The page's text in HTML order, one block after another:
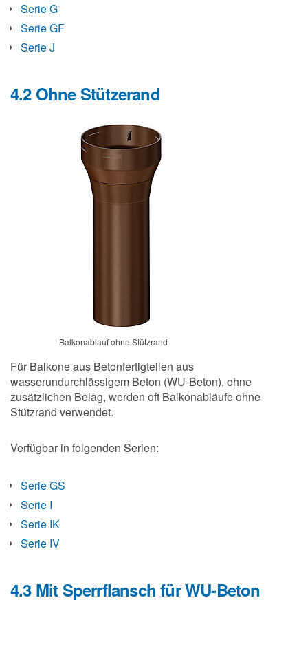
Serie G
Serie GF
Serie J
4.2 Ohne Stützerand
Balkonablauf ohne Stützrand
Für Balkone aus Betonfertigteilen aus
wasserundurchlässigem Beton (WU-Beton), ohne
zusätzlichen Belag, werden oft Balkonabläufe ohne
Stützrand verwendet.
Verfügbar in folgenden Serien:
Serie GS
Serie I
Serie IK
Serie IV
4.3 Mit Sperrflansch für WU-Beton